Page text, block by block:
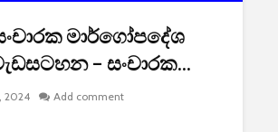
මාර්ගෝපදේශ
– සංචාරක...
2024 Add comment